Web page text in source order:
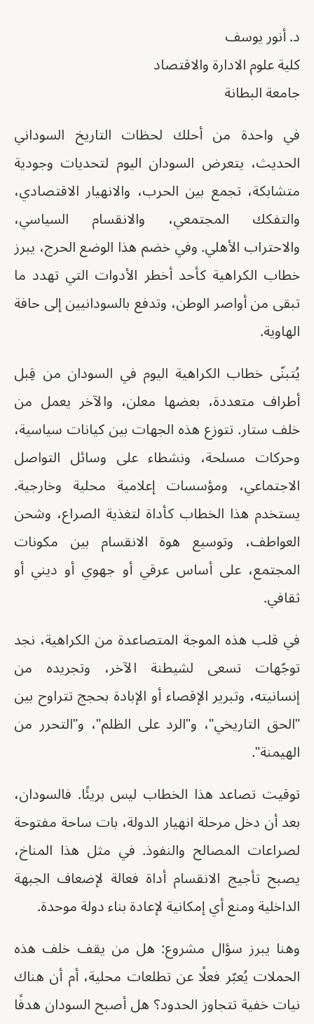
د. أنور يوسف
كلية علوم الادارة والاقتصاد
جامعة البطانة
في واحدة من أحلك لحظات التاريخ السوداني
الحديث، يتعرض السودان اليوم لتحديات وجودية
متشابكة، تجمع بين الحرب، والانهيار الاقتصادي،
والتفكك المجتمعي، والانقسام السياسي،
والاحتراب الأهلي. وفي خضم هذا الوضع الحرج، يبرز
خطاب الكراهية كأحد أخطر الأدوات التي تهدد ما
تبقى من أواصر الوطن، وتدفع بالسودانيين إلى حافة
الهاوية.
يُتبنّى خطاب الكراهية اليوم في السودان من قِبل
أطراف متعددة، بعضها معلن، والآخر يعمل من
خلف ستار. تتوزع هذه الجهات بين كيانات سياسية،
وحركات مسلحة، ونشطاء على وسائل التواصل
الاجتماعي، ومؤسسات إعلامية محلية وخارجية.
يستخدم هذا الخطاب كأداة لتغذية الصراع، وشحن
العواطف، وتوسيع هوة الانقسام بين مكونات
المجتمع، على أساس عرقي أو جهوي أو ديني أو
ثقافي.
في قلب هذه الموجة المتصاعدة من الكراهية، نجد
توجّهات تسعى لشيطنة الآخر، وتجريده من
إنسانيته، وتبرير الإقصاء أو الإبادة بحجج تتراوح بين
"الحق التاريخي"، و"الرد على الظلم"، و"التحرر من
الهيمنة".
توقيت تصاعد هذا الخطاب ليس بريئًا. فالسودان،
بعد أن دخل مرحلة انهيار الدولة، بات ساحة مفتوحة
لصراعات المصالح والنفوذ. في مثل هذا المناخ،
يصبح تأجيج الانقسام أداة فعالة لإضعاف الجبهة
الداخلية ومنع أي إمكانية لإعادة بناء دولة موحدة.
وهنا يبرز سؤال مشروع: هل من يقف خلف هذه
الحملات يُعبّر فعلًا عن تطلعات محلية، أم أن هناك
نيات خفية تتجاوز الحدود؟ هل أصبح السودان هدفًا